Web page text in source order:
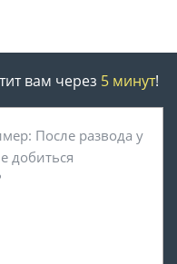
вам через 5 минут!